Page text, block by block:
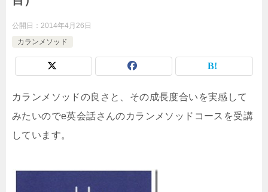
公開日： 2014年4月26日
カランメソッド
カランメソッドの良さと、その成長度合いを実感して
みたいのでe英会話さんのカランメソッドコースを受講
しています。